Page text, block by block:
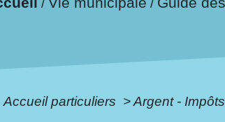
/ /
Accueil particuliers >Argent -